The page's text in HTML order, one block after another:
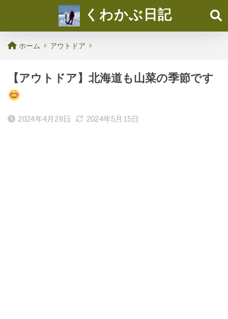
くわかぶ日記
ホーム アウトドア
【アウトドア】北海道も山菜の季節です
2024年4月28日 2024年5月15日